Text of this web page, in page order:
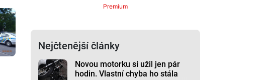
Premium
Nejčtenější články
Novou motorku si užil jen pár
hodin. Vlastní chyba ho stála